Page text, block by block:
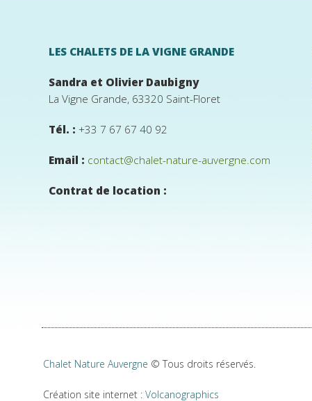
LES CHALETS DE LA VIGNE GRANDE
Sandra et Olivier Daubigny
La Vigne Grande, 63320 Saint-Floret
Tél. : +33 7 67 67 40 92
Email : contact@chalet-nature-auvergne.com
Contrat de location :
Chalet Nature Auvergne © Tous droits réservés.
Création site internet : Volcanographics